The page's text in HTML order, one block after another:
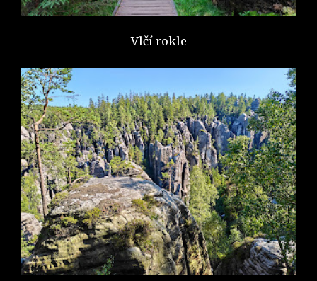
Vlčí rokle